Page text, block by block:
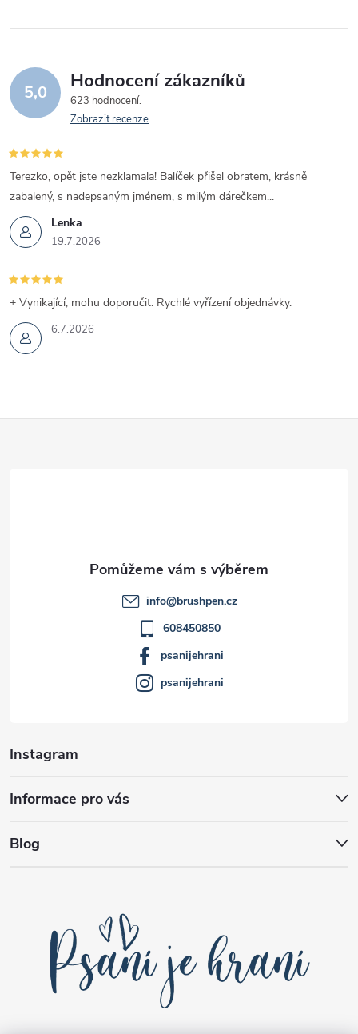
5,0 Hodnocení zákazníků
623 hodnocení
Zobrazit recenze
Lenka
19.7.2026
Terezko, opět jste nezklamala! Balíček přišel obratem, krásně
zabalený, s nadepsaným jménem, s milým dárečkem...
6.7.2026
+ Vynikající, mohu doporučit. Rychlé vyřízení objednávky.
Instagram
Informace pro vás
Blog
info@brushpen.cz
608450850
psanijehrani
psanijehrani